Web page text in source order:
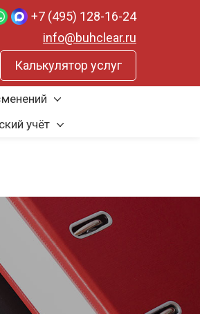
+7 (495) 128-16-24
info@buhclear.ru
Калькулятор услуг
учёт